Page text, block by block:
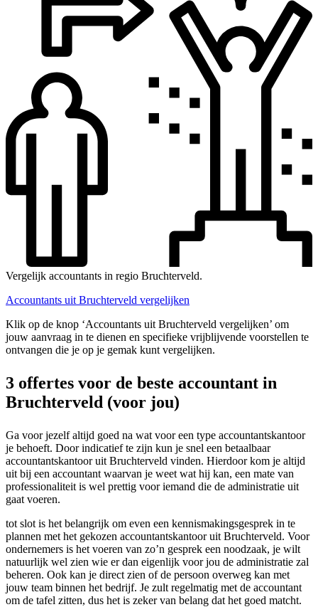
Vergelijk accountants in regio Bruchterveld.
Accountants uit Bruchterveld vergelijken
Klik op de knop ‘Accountants uit Bruchterveld vergelijken’ om
jouw aanvraag in te dienen en specifieke vrijblijvende voorstellen te
ontvangen die je op je gemak kunt vergelijken.
3 offertes voor de beste accountant in
Bruchterveld (voor jou)
Ga voor jezelf altijd goed na wat voor een type accountantskantoor
je behoeft. Door indicatief te zijn kun je snel een betaalbaar
accountantskantoor uit Bruchterveld vinden. Hierdoor kom je altijd
uit bij een accountant waarvan je weet wat hij kan, een mate van
professionaliteit is wel prettig voor iemand die de administratie uit
gaat voeren.
tot slot is het belangrijk om even een kennismakingsgesprek in te
plannen met het gekozen accountantskantoor uit Bruchterveld. Voor
ondernemers is het voeren van zo’n gesprek een noodzaak, je wilt
natuurlijk wel zien wie er dan eigenlijk voor jou de administratie zal
beheren. Ook kan je direct zien of de persoon overweg kan met
jouw team binnen het bedrijf. Je zult regelmatig met de accountant
om de tafel zitten, dus het is zeker van belang dat het goed matcht.